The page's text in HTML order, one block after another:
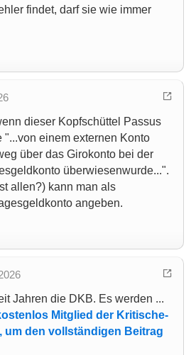
findet, darf sie wie immer
dieser Kopfschüttel Passus
"...von einem externen Konto
über das Girokonto bei der
überwiesenwurde...".
allen?) kann man als
angeben.
Jahren die DKB. Es werden ...
Mitglied der Kritische-
um den vollständigen Beitrag